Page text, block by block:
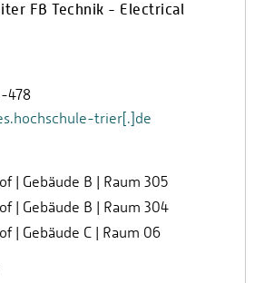
FB Technik - Electrical
478
trier[.]de
| Gebäude B | Raum 305
| Gebäude B | Raum 304
| Gebäude C | Raum 06